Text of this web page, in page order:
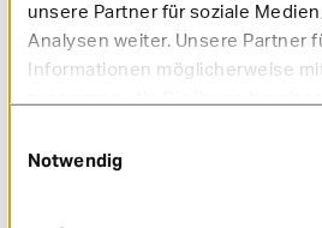
unsere Partner für soziale
Analysen weiter. Unsere Partner
Informationen möglicherweise
Notwendig
Vorheriger Artikel